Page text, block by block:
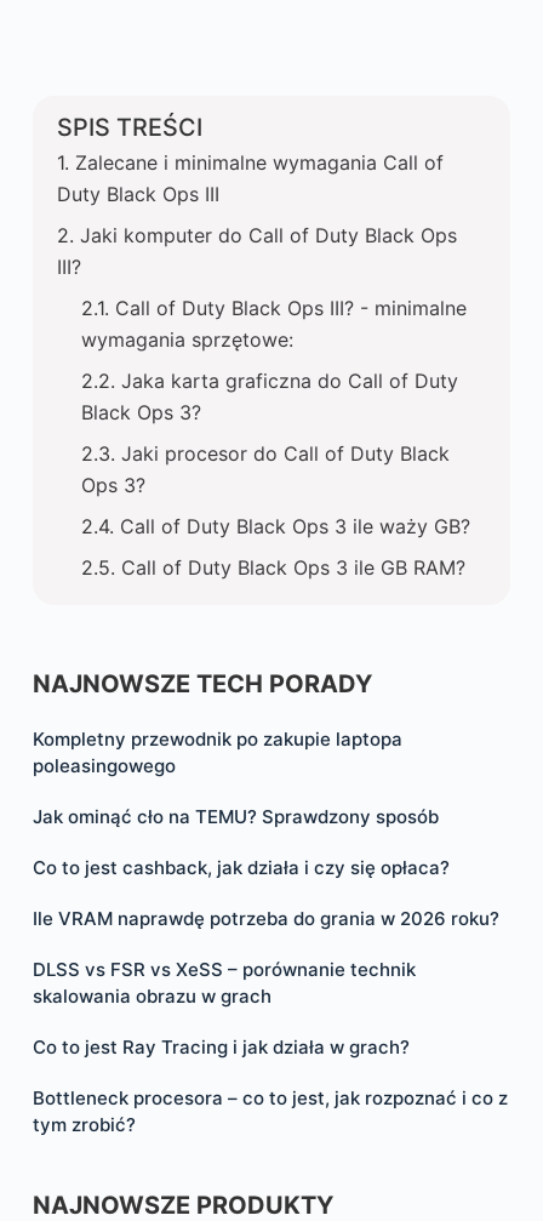
SPIS TREŚCI
Zalecane i minimalne wymagania Call of
Duty Black Ops III
Jaki komputer do Call of Duty Black Ops
III?
Call of Duty Black Ops III? - minimalne
wymagania sprzętowe:
Jaka karta graficzna do Call of Duty
Black Ops 3?
Jaki procesor do Call of Duty Black
Ops 3?
Call of Duty Black Ops 3 ile waży GB?
Call of Duty Black Ops 3 ile GB RAM?
NAJNOWSZE TECH PORADY
Kompletny przewodnik po zakupie laptopa
poleasingowego
Jak ominąć cło na TEMU? Sprawdzony sposób
Co to jest cashback, jak działa i czy się opłaca?
Ile VRAM naprawdę potrzeba do grania w 2026 roku?
DLSS vs FSR vs XeSS – porównanie technik
skalowania obrazu w grach
Co to jest Ray Tracing i jak działa w grach?
Bottleneck procesora – co to jest, jak rozpoznać i co z
tym zrobić?
NAJNOWSZE PRODUKTY